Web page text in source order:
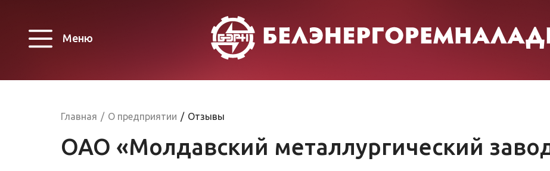
Меню
Главная / О предприятии / Отзывы
ОАО «Молдавский металлургический